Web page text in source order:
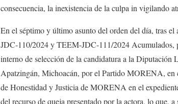
consecuencia, la inexistencia de la culpa in vigilando
En el séptimo y último asunto del orden del día, tras
JDC-110/2024 y TEEM-JDC-111/2024 Acumulados,
interno de selección de la candidatura a la
Apatzingán, Michoacán, por el Partido MORENA,
de Honestidad y Justicia de MORENA en el
del recurso de queja presentado por la actora, lo que,